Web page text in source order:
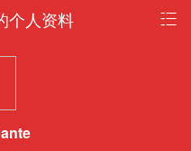
个人资料